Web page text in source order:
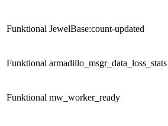
Funktional JewelBase:count-updated
Funktional armadillo_msgr_data_loss_stats
Funktional mw_worker_ready